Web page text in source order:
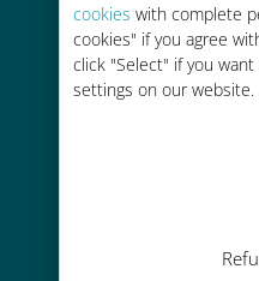
cookies with complete
cookies" if you agree
click "Select" if you
settings on our website.
かんた
Wi-Fiやデータ